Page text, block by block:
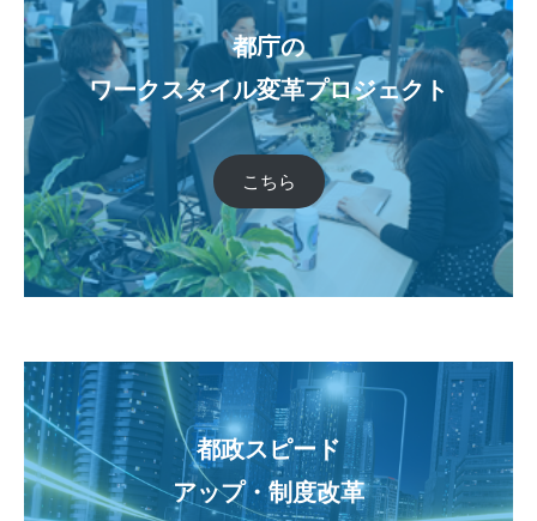
都庁の
ワークスタイル変革プロジェクト
こちら
都政スピード
アップ・制度改革